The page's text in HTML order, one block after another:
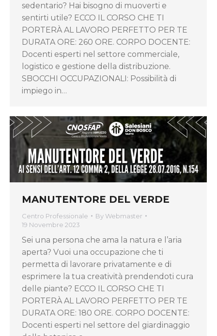
sedentario? Hai bisogno di muoverti e
sentirti utile? ECCO IL CORSO CHE TI
PORTERÀ AL LAVORO PERFETTO PER TE
DURATA ORE: 260 ORE. CORPO DOCENTE:
Docenti esperti nel settore commerciale,
logistico e gestione della distribuzione.
SBOCCHI OCCUPAZIONALI: Possibilità di
impiego in…
MANUTENTORE DEL VERDE
Centro Professionale By Webmaster
19 Novembre 2023
Sei una persona che ama la natura e l’aria
aperta? Vuoi una occupazione che ti
permetta di lavorare privatamente e di
esprimere la tua creatività prendendoti cura
delle piante? ECCO IL CORSO CHE TI
PORTERÀ AL LAVORO PERFETTO PER TE
DURATA ORE: 180 ORE. CORPO DOCENTE:
Docenti esperti nel settore del giardinaggio